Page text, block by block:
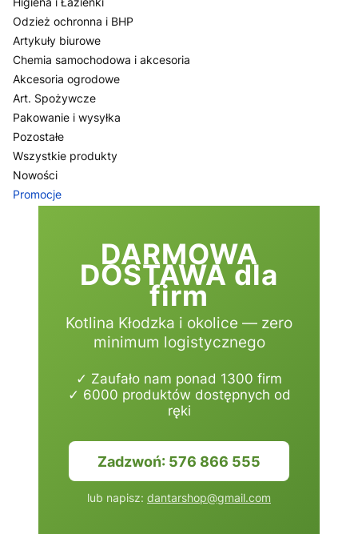
Odzież ochronna i BHP
Artykuły biurowe
Chemia samochodowa i akcesoria
Akcesoria ogrodowe
Art. Spożywcze
Pakowanie i wysyłka
Pozostałe
Wszystkie produkty
Nowości
Promocje
DARMOWA
DOSTAWA dla
firm
Kotlina Kłodzka i okolice — zero
minimum logistycznego
✓ Zaufało nam ponad 1300 firm
✓ 6000 produktów dostępnych od
ręki
Zadzwoń: 576 866 555
lub napisz: dantarshop@gmail.com